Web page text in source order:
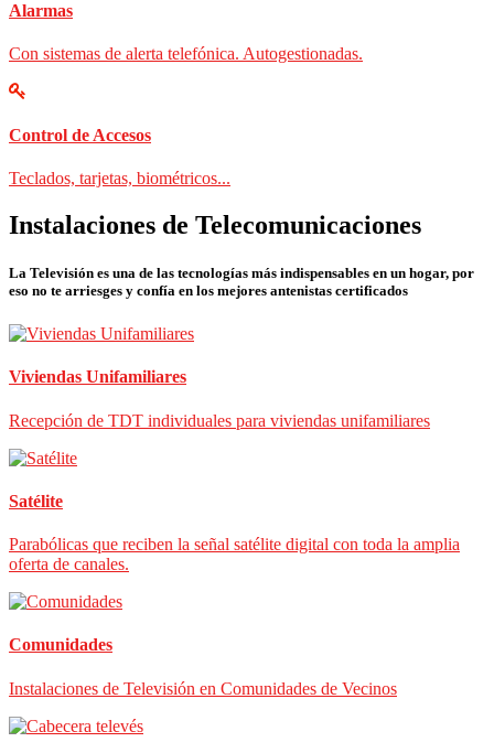
Alarmas
Con sistemas de alerta telefónica. Autogestionadas.
Control de Accesos
Teclados, tarjetas, biométricos...
Instalaciones de Telecomunicaciones
La Televisión es una de las tecnologías más indispensables en un hogar, por
eso no te arriesges y confía en los mejores antenistas certificados
Viviendas Unifamiliares
Recepción de TDT individuales para viviendas unifamiliares
Satélite
Parabólicas que reciben la señal satélite digital con toda la amplia
oferta de canales.
Comunidades
Instalaciones de Televisión en Comunidades de Vecinos